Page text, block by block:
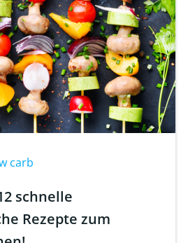
carb
schnelle
Rezepte zum